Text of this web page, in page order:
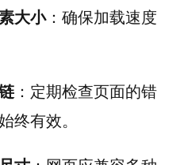
大小：确保加载速度
：定期检查页面的错
终有效。